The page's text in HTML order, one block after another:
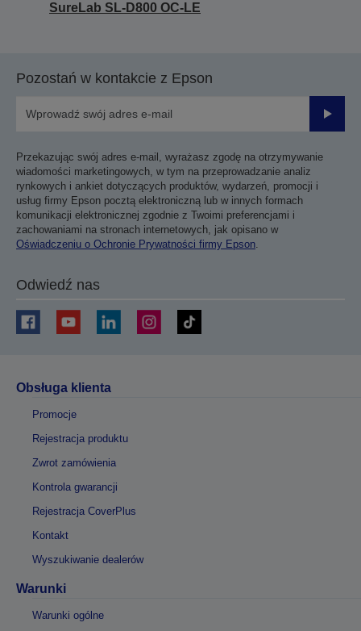
SureLab SL-D800 OC-LE
Pozostań w kontakcie z Epson
Przekazując swój adres e-mail, wyrażasz zgodę na otrzymywanie
wiadomości marketingowych, w tym na przeprowadzanie analiz
rynkowych i ankiet dotyczących produktów, wydarzeń, promocji i
usług firmy Epson pocztą elektroniczną lub w innych formach
komunikacji elektronicznej zgodnie z Twoimi preferencjami i
zachowaniami na stronach internetowych, jak opisano w
Oświadczeniu o Ochronie Prywatności firmy Epson.
Odwiedź nas
Obsługa klienta
Promocje
Rejestracja produktu
Zwrot zamówienia
Kontrola gwarancji
Rejestracja CoverPlus
Kontakt
Wyszukiwanie dealerów
Warunki
Warunki ogólne